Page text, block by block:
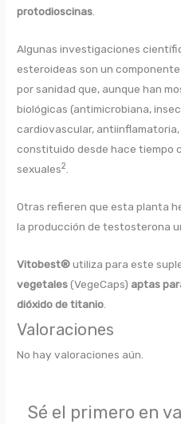
protodioscinas.
Algunas investigaciones
esteroideas son un
por sanidad que, aunque han
biológicas (antimicrobiana,
cardiovascular,
constituido desde hace tiempo
sexuales2
Otras refieren que esta planta
la producción de testosterona
Vitobest®utiliza para este
vegetales(VegeCaps) aptas
dióxido de titanio
Valoraciones
No hay valoraciones aún.
Sé el primero en